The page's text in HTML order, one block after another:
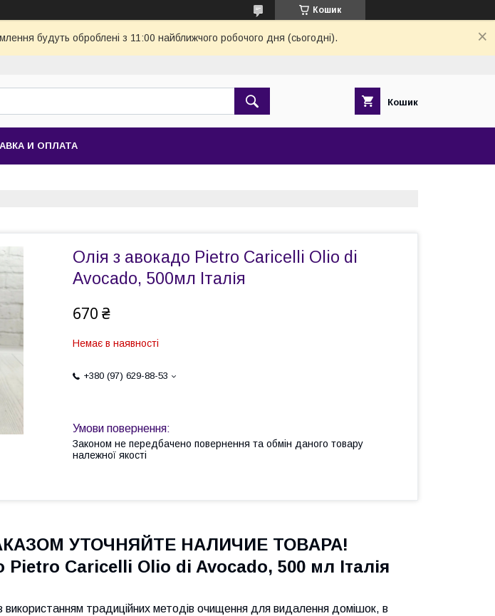
Кошик
будуть оброблені з 11:00 найближчого робочого дня (сьогодні).
Кошик
И ОПЛАТА
Олія з авокадо Pietro Caricelli Olio di
Avocado, 500мл Італія
670 ₴
Немає в наявності
+380 (97) 629-88-53
Законом не передбачено повернення та обмін даного товару
належної якості
УТОЧНЯЙТЕ НАЛИЧИЕ ТОВАРА!
Pietro Caricelli Olio di Avocado, 500 мл Італія
використанням традиційних методів очищення для видалення домішок, в